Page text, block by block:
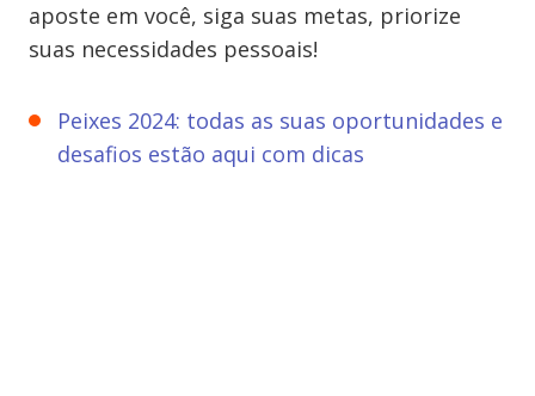
aposte em você, siga suas metas, priorize
suas necessidades pessoais!
Peixes 2024: todas as suas oportunidades e
desafios estão aqui com dicas